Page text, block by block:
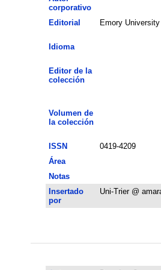
corporativo
Editorial Emory University
Idioma
Editor de la
colección
Volumen de
la colección
ISSN 0419-4209
Área
Notas
Insertado
por
Uni-Trier @